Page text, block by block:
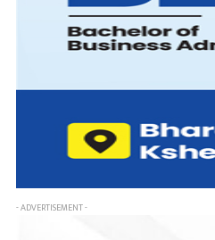
- ADVERTISEMENT -